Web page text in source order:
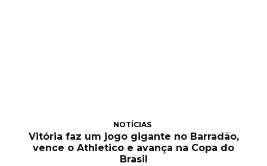
NOTÍCIAS
Vitória faz um jogo gigante no Barradão,
vence o Athletico e avança na Copa do
Brasil